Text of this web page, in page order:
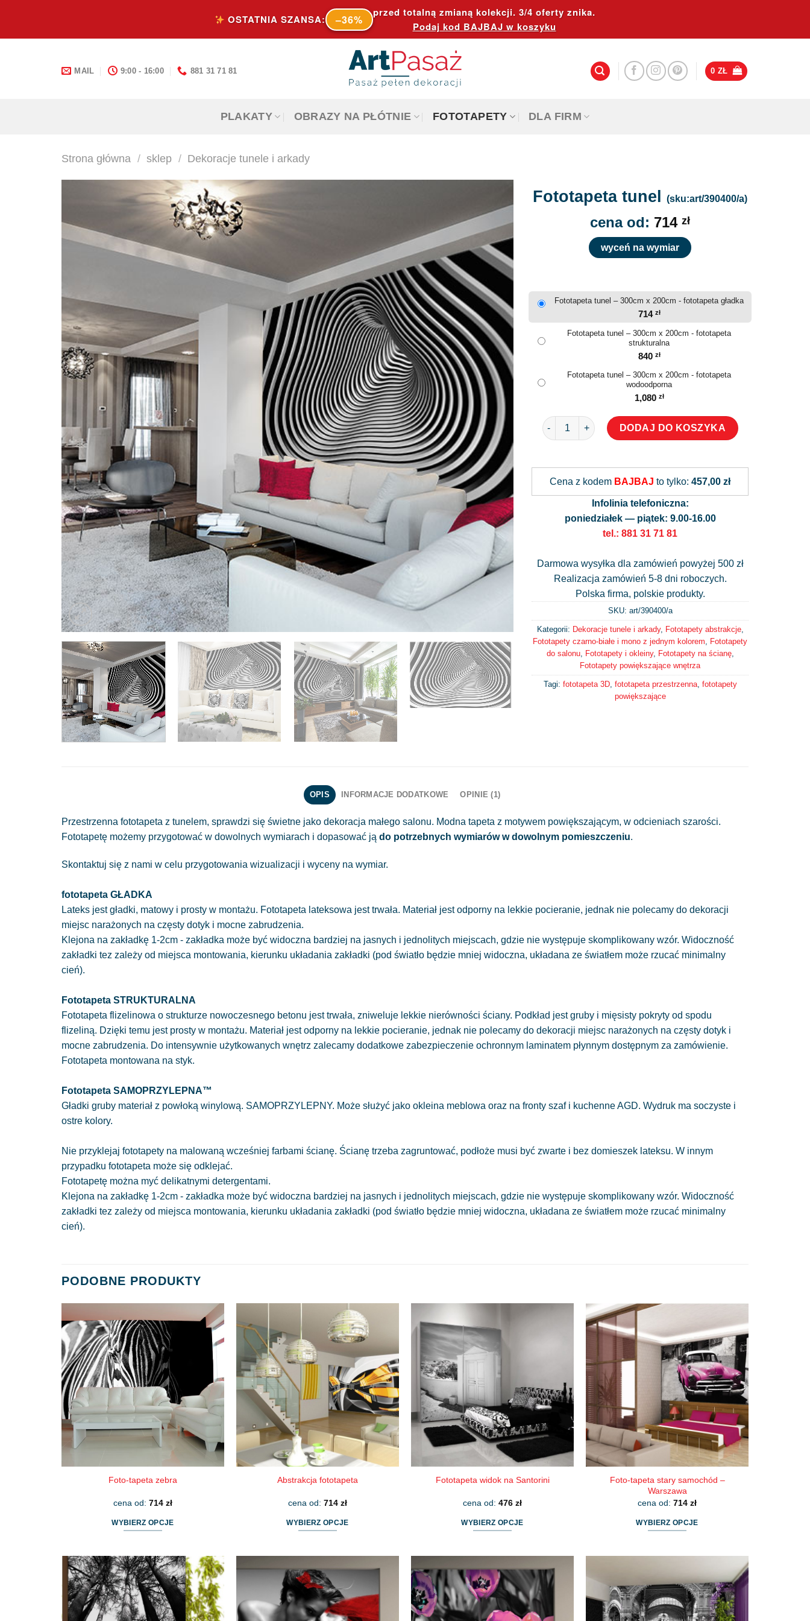
content
OSTATNIA SZANSA: –36%
przed totalną zmianą kolekcji. 3/4 oferty znika.
Podaj kod BAJBAJ w koszyku
MAIL 9:00 - 16:00 881 31 71 81 0 ZŁ
PLAKATY OBRAZY NA PŁÓTNIE FOTOTAPETY DLA FIRM
Strona główna / sklep / Dekoracje tunele i arkady
Fototapeta tunel (sku:art/390400/a)
cena od: 714 zł
wyceń na wymiar
Fototapeta tunel – 300cm x 200cm - fototapeta gładka
714 zł
Fototapeta tunel – 300cm x 200cm - fototapeta
strukturalna
840 zł
Fototapeta tunel – 300cm x 200cm - fototapeta
wodoodporna
1,080 zł
ilość Fototapeta tunel
DODAJ DO KOSZYKA
Cena z kodem BAJBAJ to tylko: 457,00 zł
Infolinia telefoniczna:
poniedziałek — piątek: 9.00-16.00
tel.: 881 31 71 81
Darmowa wysyłka dla zamówień powyżej 500 zł
Realizacja zamówień 5-8 dni roboczych.
Polska firma, polskie produkty.
SKU: art/390400/a
Kategorii: Dekoracje tunele i arkady, Fototapety abstrakcje,
Fototapety czarno-białe i mono z jednym kolorem
Fototapety
do salonu, Fototapety i okleiny, Fototapety na ścianę,
Fototapety powiększające wnętrza
Tagi: fototapeta 3D, fototapeta przestrzenna, fototapety
powiększające
OPIS INFORMACJE DODATKOWE OPINIE (1)
Przestrzenna fototapeta z tunelem, sprawdzi się świetne jako dekoracja małego salonu. Modna tapeta z motywem powiększającym, w odcieniach szarości.
Fototapetę możemy przygotować w dowolnych wymiarach i dopasować ją do potrzebnych wymiarów w dowolnym pomieszczeniu.
Skontaktuj się z nami w celu przygotowania wizualizacji i wyceny na wymiar.
fototapeta GŁADKA
Lateks jest gładki, matowy i prosty w montażu. Fototapeta lateksowa jest trwała. Materiał jest odporny na lekkie pocieranie, jednak nie polecamy do dekoracji
miejsc narażonych na częsty dotyk i mocne zabrudzenia.
Klejona na zakładkę 1-2cm - zakładka może być widoczna bardziej na jasnych i jednolitych miejscach, gdzie nie występuje skomplikowany wzór. Widoczność
zakładki tez zależy od miejsca montowania, kierunku układania zakładki (pod światło będzie mniej widoczna, układana ze światłem może rzucać minimalny
cień).
Fototapeta STRUKTURALNA
Fototapeta flizelinowa o strukturze nowoczesnego betonu jest trwała, zniweluje lekkie nierówności ściany. Podkład jest gruby i mięsisty pokryty od spodu
flizeliną. Dzięki temu jest prosty w montażu. Materiał jest odporny na lekkie pocieranie, jednak nie polecamy do dekoracji miejsc narażonych na częsty dotyk i
mocne zabrudzenia. Do intensywnie użytkowanych wnętrz zalecamy dodatkowe zabezpieczenie ochronnym laminatem płynnym dostępnym za zamówienie.
Fototapeta montowana na styk.
Fototapeta SAMOPRZYLEPNA™
Gładki gruby materiał z powłoką winylową. SAMOPRZYLEPNY. Może służyć jako okleina meblowa oraz na fronty szaf i kuchenne AGD. Wydruk ma soczyste i
ostre kolory.
Nie przyklejaj fototapety na malowaną wcześniej farbami ścianę. Ścianę trzeba zagruntować, podłoże musi być zwarte i bez domieszek lateksu. W innym
przypadku fototapeta może się odklejać.
Fototapetę można myć delikatnymi detergentami.
Klejona na zakładkę 1-2cm - zakładka może być widoczna bardziej na jasnych i jednolitych miejscach, gdzie nie występuje skomplikowany wzór. Widoczność
zakładki tez zależy od miejsca montowania, kierunku układania zakładki (pod światło będzie mniej widoczna, układana ze światłem może rzucać minimalny
cień).
PODOBNE PRODUKTY
Foto-tapeta zebra
cena od: 714 zł
WYBIERZ OPCJE
ma
wiele
wariantów.
Opcje
Abstrakcja fototapeta
cena od: 714 zł
WYBIERZ OPCJE
wiele
wariantów.
Opcje
Fototapeta widok na Santorini
cena od: 476 zł
WYBIERZ OPCJE
wiele
wariantów.
Opcje
Foto-tapeta stary samochód –
Warszawa
cena od: 714 zł
WYBIERZ OPCJE
wiele
wariantów.
Opcje